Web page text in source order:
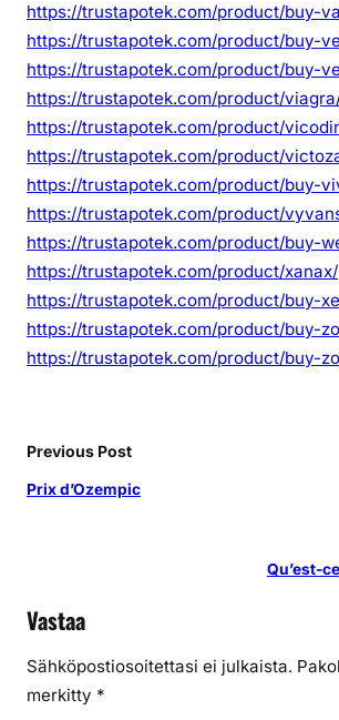
https://trustapotek.com/product/buy-
https://trustapotek.com/product/buy-
https://trustapotek.com/product/buy-
https://trustapotek.com/product/
https://trustapotek.com/product/
https://trustapotek.com/product/
https://trustapotek.com/product/buy-
https://trustapotek.com/product/
https://trustapotek.com/product/buy-
https://trustapotek.com/product/xanax/
https://trustapotek.com/product/buy-
https://trustapotek.com/product/buy-
https://trustapotek.com/product/buy-
Previous Post
Prix d’Ozempic
Qu’est-
Vastaa
Sähköpostiosoitettasi ei julkaista.
merkitty *